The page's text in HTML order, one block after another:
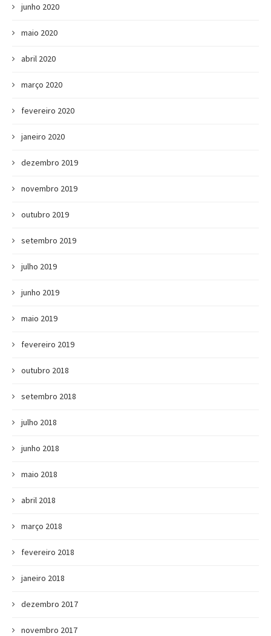
junho 2020
maio 2020
abril 2020
março 2020
fevereiro 2020
janeiro 2020
dezembro 2019
novembro 2019
outubro 2019
setembro 2019
julho 2019
junho 2019
maio 2019
fevereiro 2019
outubro 2018
setembro 2018
julho 2018
junho 2018
maio 2018
abril 2018
março 2018
fevereiro 2018
janeiro 2018
dezembro 2017
novembro 2017